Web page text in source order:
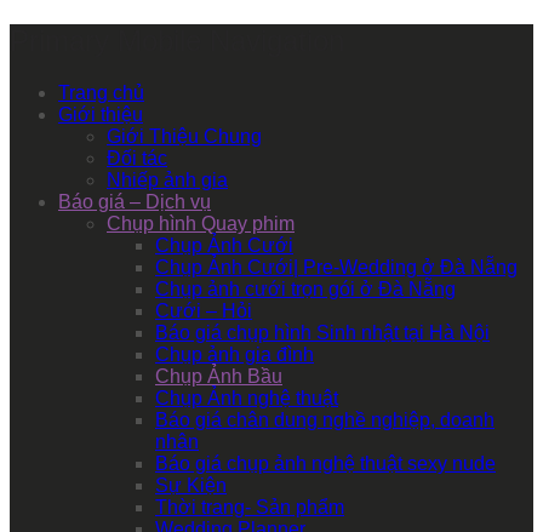
Trang chủ
Giới thiệu
Giới Thiệu Chung
Đối tác
Nhiếp ảnh gia
Báo giá – Dịch vụ
Chụp hình Quay phim
Chụp Ảnh Cưới
Chụp Ảnh Cưới| Pre-Wedding ở Đà Nẵng
Chụp ảnh cưới trọn gói ở Đà Nẵng
Cưới – Hỏi
Báo giá chụp hình Sinh nhật tại Hà Nội
Chụp ảnh gia đình
Chụp Ảnh Bầu
Chụp Ảnh nghệ thuật
Báo giá chân dung nghề nghiệp, doanh
nhân
Báo giá chụp ảnh nghệ thuật sexy nude
Sự Kiện
Thời trang- Sản phẩm